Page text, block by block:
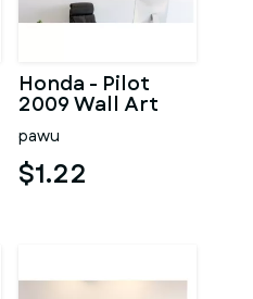
Honda - Pilot
2009 Wall Art
pawu
$1.22